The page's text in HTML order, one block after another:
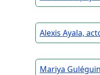
Alexis Ayala,
Mariya